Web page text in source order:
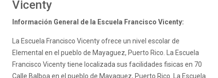
Vicenty
Información General de la Escuela Francisco Vicenty:
La Escuela Francisco Vicenty ofrece un nivel escolar de
Elemental en el pueblo de Mayaguez, Puerto Rico. La Escuela
Francisco Vicenty tiene localizada sus facilidades fisicas en 70
Calle Balboa en el pueblo de Mayaguez, Puerto Rico. La Escuela